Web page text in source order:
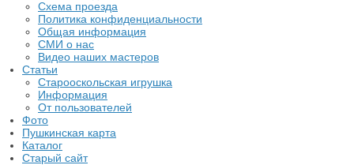
Схема проезда
Политика конфиденциальности
Общая информация
СМИ о нас
Видео наших мастеров
Статьи
Старооскольская игрушка
Информация
От пользователей
Фото
Пушкинская карта
Каталог
Старый сайт